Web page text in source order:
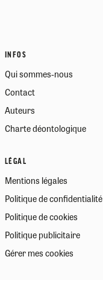
INFOS
Qui sommes-nous
Contact
Auteurs
Charte déontologique
LÉGAL
Mentions légales
Politique de confidentialité
Politique de cookies
Politique publicitaire
Gérer mes cookies